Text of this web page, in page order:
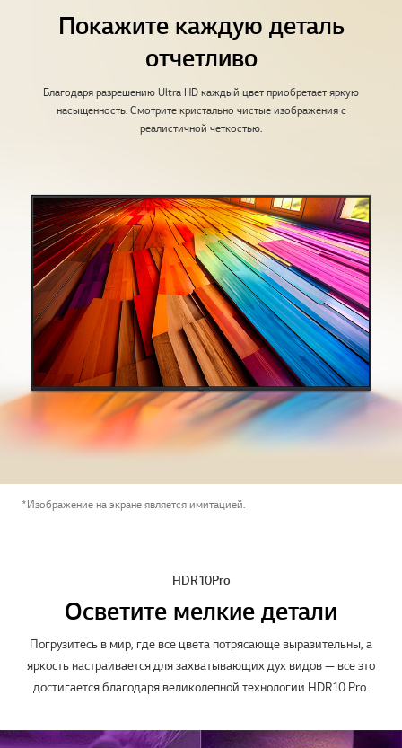
2
2
Покажите каждую деталь
отчетливо
Благодаря разрешению Ultra HD каждый цвет приобретает яркую
насыщенность. Смотрите кристально чистые изображения с
реалистичной четкостью.
*Изображение на экране является имитацией.
HDR10 Pro
Осветите мелкие детали
Погрузитесь в мир, где все цвета потрясающе выразительны, а
яркость настраивается для захватывающих дух видов — все это
достигается благодаря великолепной технологии HDR10 Pro.